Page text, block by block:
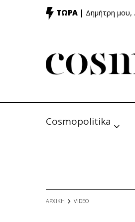
ΤΩΡΑ | Δημήτρη
Cosmopolitika
ΑΡΧΙΚΗ VIDEO